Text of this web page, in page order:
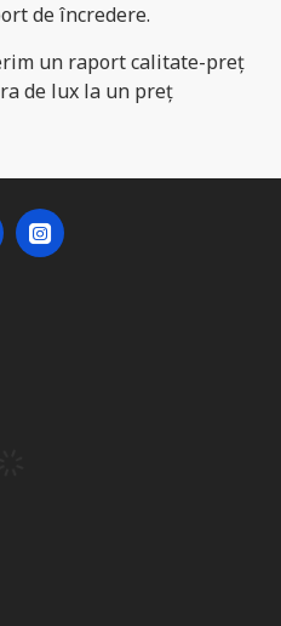
de încredere.
un raport calitate-preț
de lux la un preț